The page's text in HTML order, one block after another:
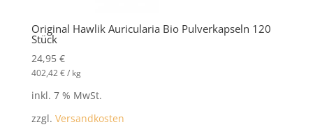
Original Hawlik Auricularia Bio Pulverkapseln 120
Stück
24,95 €
402,42€/ kg
inkl. 7 % MwSt.
zzgl. Versandkosten